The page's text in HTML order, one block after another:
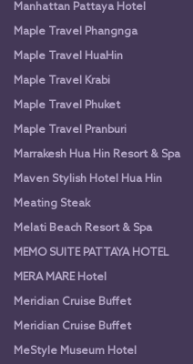
Manhattan Pattaya Hotel
Maple Travel Phangnga
Maple Travel HuaHin
Maple Travel Krabi
Maple Travel Phuket
Maple Travel Pranburi
Marrakesh Hua Hin Resort & Spa
Maven Stylish Hotel Hua Hin
Meating Steak
Melati Beach Resort & Spa
MEMO SUITE PATTAYA HOTEL
MERA MARE Hotel
Meridian Cruise Buffet
Meridian Cruise Buffet
MeStyle Museum Hotel